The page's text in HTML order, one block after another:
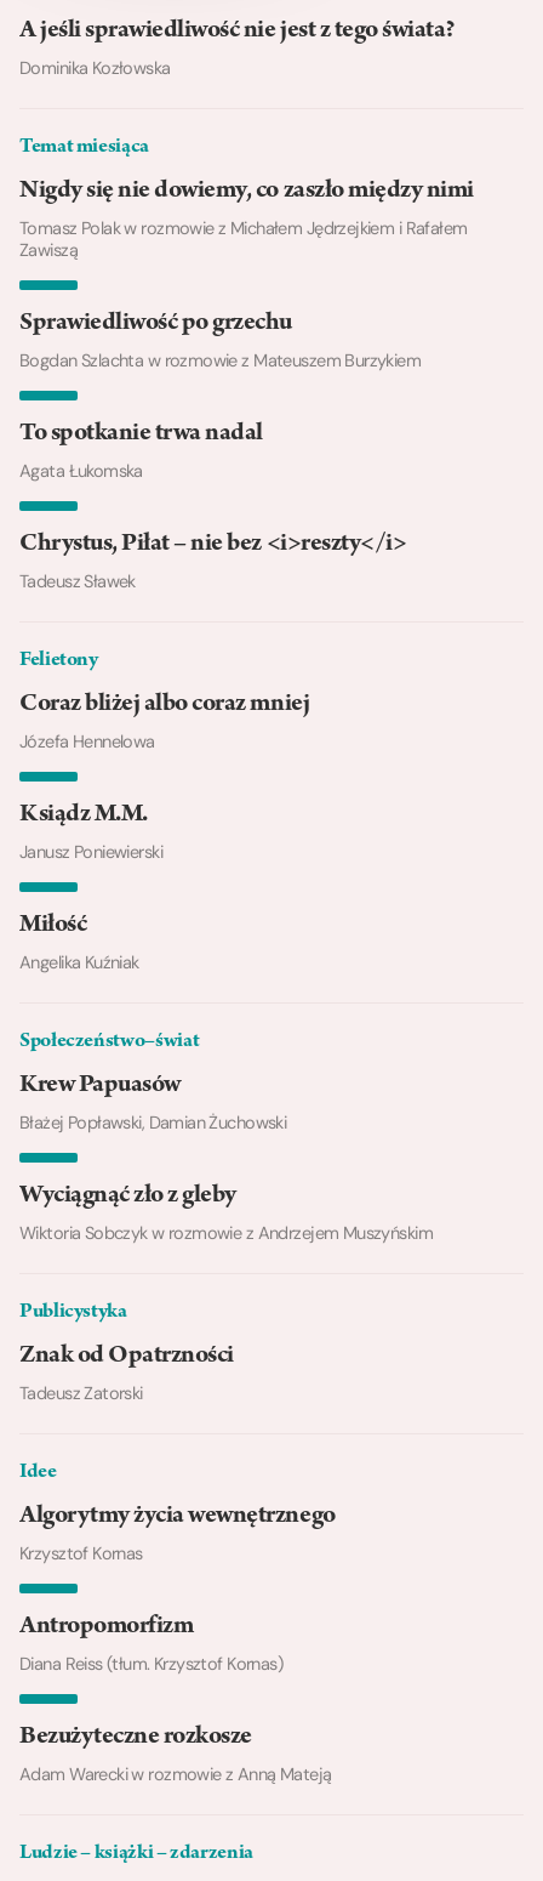
A jeśli sprawiedliwość nie jest z tego świata?
Dominika Kozłowska
Temat miesiąca
Nigdy się nie dowiemy, co zaszło między nimi
Tomasz Polak w rozmowie z Michałem Jędrzejkiem i Rafałem
Zawiszą
Sprawiedliwość po grzechu
Bogdan Szlachta w rozmowie z Mateuszem Burzykiem
To spotkanie trwa nadal
Agata Łukomska
Chrystus, Piłat – nie bez <i>reszty</i>
Tadeusz Sławek
Felietony
Coraz bliżej albo coraz mniej
Józefa Hennelowa
Ksiądz M.M.
Janusz Poniewierski
Miłość
Angelika Kuźniak
Społeczeństwo–świat
Krew Papuasów
Błażej Popławski, Damian Żuchowski
Wyciągnąć zło z gleby
Wiktoria Sobczyk w rozmowie z Andrzejem Muszyńskim
Publicystyka
Znak od Opatrzności
Tadeusz Zatorski
Idee
Algorytmy życia wewnętrznego
Krzysztof Kornas
Antropomorfizm
Diana Reiss (tłum. Krzysztof Kornas)
Bezużyteczne rozkosze
Adam Warecki w rozmowie z Anną Mateją
Ludzie – książki – zdarzenia